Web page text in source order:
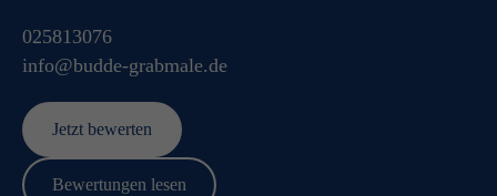
info@budde-grabmale.de
025813076
Jetzt bewerten
Bewertungen lesen